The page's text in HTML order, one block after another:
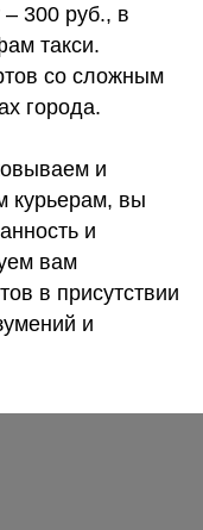
– 300 руб., в
такси.
со сложным
города.
и
курьерам, вы
и
вам
в присутствии
и